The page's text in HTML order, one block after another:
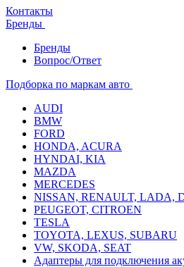
Контакты
Бренды
Бренды
Вопрос/Ответ
Подборка по маркам авто
AUDI
BMW
FORD
HONDA, ACURA
HYNDAI, KIA
MAZDA
MERCEDES
NISSAN, RENAULT, LADA,
PEUGEOT, CITROEN
TESLA
TOYOTA, LEXUS, SUBARU
VW, SKODA, SEAT
Адаптеры для подключения